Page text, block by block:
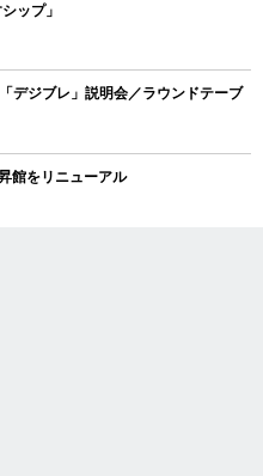
ップ」
ジブレ」説明会／ラウンドテーブ
館をリニューアル